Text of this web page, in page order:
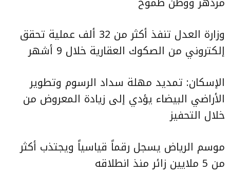
وزارة العدل تنفذ أكثر من 32 ألف عملية تحقق
إلكتروني من الصكوك العقارية خلال 9 أشهر
الإسكان: تمديد مهلة سداد الرسوم وتطوير
الأراضي البيضاء يؤدي إلى زيادة المعروض من
خلال التحفيز
موسم الرياض يسجل رقماً قياسياً ويجتذب أكثر
من 5 ملايين زائر منذ انطلاقه